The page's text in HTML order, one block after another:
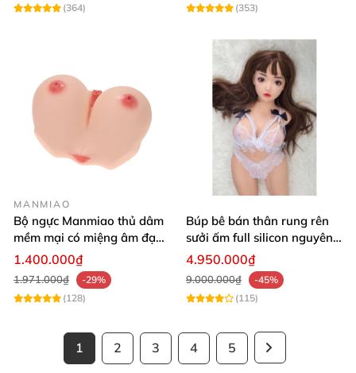
5.Ảnh chụp sản phẩm khi xuất xưởng
(364)
(353)
MANMIAO
Bộ ngực Manmiao thủ dâm
mềm mại có miệng âm đạo
thật
1.400.000₫
1.971.000₫
-29%
(128)
Búp bê bán thân rung rên
sưởi ấm full silicon nguyên
khối
4.950.000₫
9.000.000₫
-45%
(115)
1 2 3 4 5